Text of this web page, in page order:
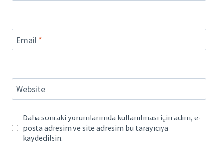
Email *
Website
Daha sonraki yorumlarımda kullanılması için adım, e-
posta adresim ve site adresim bu tarayıcıya
kaydedilsin.